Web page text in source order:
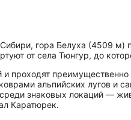
гора Белуха (4509 м)
от села Тюнгур, до
и проходят
альпийских лугов и
среди знаковых локаций —
Каратюрек.